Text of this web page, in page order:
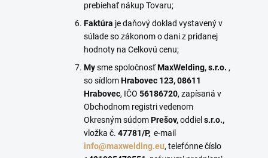
prebiehať nákup Tovaru;
Faktúra je daňový doklad vystavený v
súlade so zákonom o dani z pridanej
hodnoty na Celkovú cenu;
Mysme spoločnosťMaxWelding, s.r.o. ,
so sídlomHrabovec 123, 08611
Hrabovec, IČO 56186720, zapísaná v
Obchodnom registri vedenom
Okresným súdomPrešov,oddiel s.r.o.,
vložka č. 47781/P, e-mail
info@maxwelding.eu, telefónne číslo